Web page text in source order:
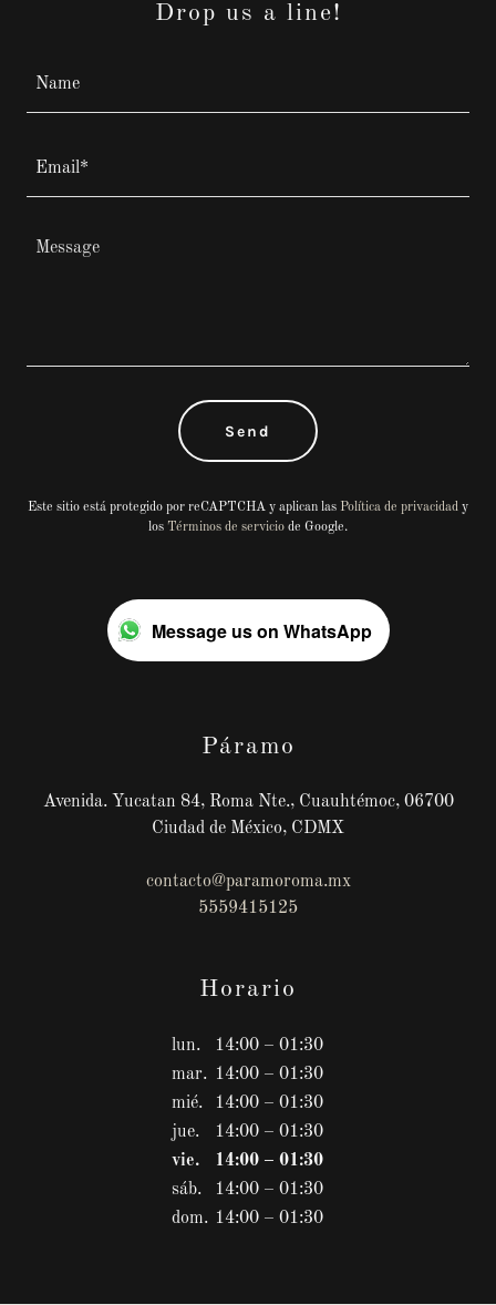
Drop us a line!
Name
Email*
Send
Este sitio está protegido por reCAPTCHA y aplican las Política de privacidad y
los Términos de servicio de Google.
Message us on WhatsApp
Páramo
Avenida. Yucatan 84, Roma Nte., Cuauhtémoc, 06700
Ciudad de México, CDMX
contacto@paramoroma.mx
5559415125
Horario
lun.
14:00 – 01:30
mar. 14:00 – 01:30
mié.
14:00 – 01:30
jue.
14:00 – 01:30
vie.
14:00 – 01:30
sáb.
14:00 – 01:30
dom. 14:00 – 01:30